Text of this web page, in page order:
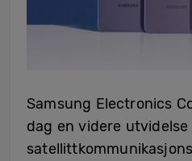
Samsung Electronics
dag en videre utvidelse